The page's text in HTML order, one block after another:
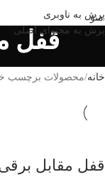
پرش به ناوبری
پرش به محتوای اصلی
منو
قفل
خانه محصولات برچسب
قفل مقابل